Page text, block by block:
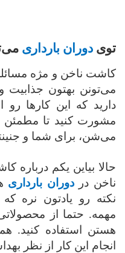
توی دوران بارداری
کاشت ناخن و مژه
می‌تونن بهتون
دارید که این کارها رو
مشورت کنید تا مطمئن
می‌شن، برای شما و
حالا بیاین یکم
ناخن دردوران بارداری
نکته رو یادتون نره
مهمه. حتما از
هستن استفاده کنید.
انجام این کار از نظر